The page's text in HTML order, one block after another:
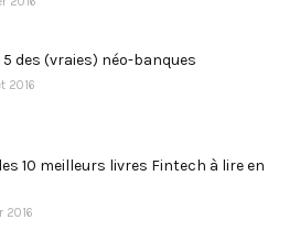
5 des (vraies) néo-banques
2016
10 meilleurs livres Fintech à lire en
2016